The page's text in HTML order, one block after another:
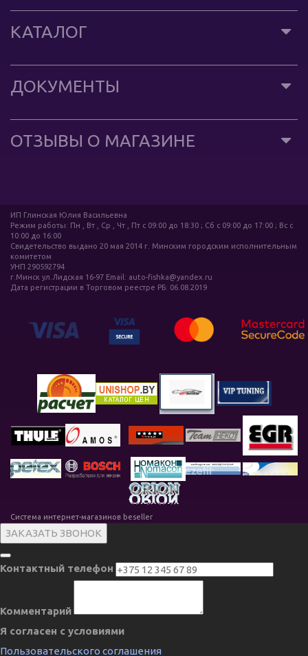
КАТАЛОГ
ДОКУМЕНТЫ
ОТЗЫВЫ О МАГАЗИНЕ
ИП Глинская Юлия Васильевна
Режим работы: Пн , Вт , Ср , Чт , Пт c 09:00 до 18:30 ; Сб c 09:00 до 17:00 ; Вс c
10:00 до 16:00
Свидетельство выдано 20 мая 2014 г. Минским городским исполнительным
комитетом
УНП 290592794
г.Минск ул.Лидская 16-97 Email: auto-fishka@yandex.ru
Дата регистрации в Торговом реестре РБ: 06.08.2019
Система интернет-магазинов beseller
ЗАКАЗАТЬ ЗВОНОК
Контактный телефон
Комментарий
Я согласен с условиями
Пользовательского соглашения